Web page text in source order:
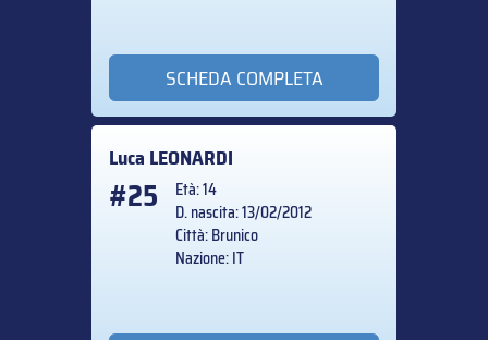
SCHEDA COMPLETA
Luca LEONARDI
#25
Età: 14
D. nascita: 13/02/2012
Città: Brunico
Nazione: IT